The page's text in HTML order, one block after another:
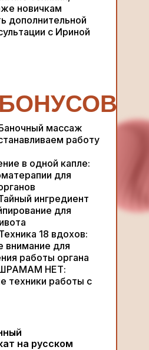
новичкам
дополнительной
с Ириной
массаж
работу
в одной капле:
для
ингредиент
для
18 вдохов:
внимание для
работы органа
ШРАМАМ НЕТ:
техники работы с
БОНУСОВ
на русском